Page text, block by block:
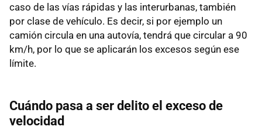
caso de las vías rápidas y las interurbanas, también
por clase de vehículo. Es decir, si por ejemplo un
camión circula en una autovía, tendrá que circular a 90
km/h, por lo que se aplicarán los excesos según ese
límite.
Cuándo pasa a ser delito el exceso de
velocidad